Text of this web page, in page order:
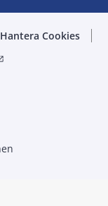
Hantera Cookies